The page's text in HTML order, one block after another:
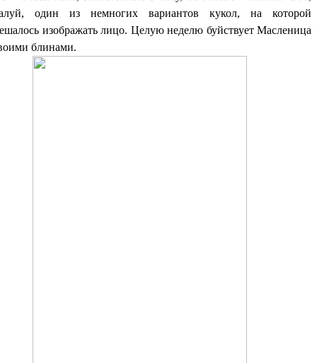
один из немногих вариантов кукол, на которой
изображать лицо. Целую неделю буйствует Масленица
блинами.